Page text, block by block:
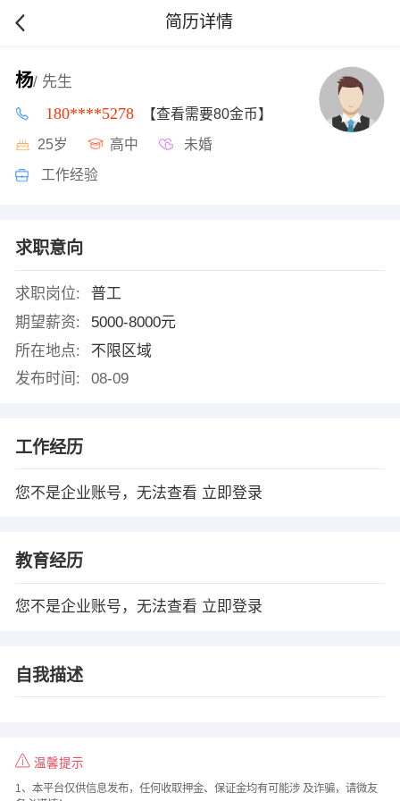
简历详情
杨/ 先生
180****5278 【查看需要80金币】
25岁 高中 未婚
工作经验
求职意向
求职岗位:
普工
期望薪资:
5000-8000元
所在地点:
不限区域
发布时间:
08-09
工作经历
您不是企业账号，无法查看 立即登录
教育经历
您不是企业账号，无法查看 立即登录
自我描述
温馨提示
1、本平台仅供信息发布，任何收取押金、保证金均有可能涉 及诈骗，请微友